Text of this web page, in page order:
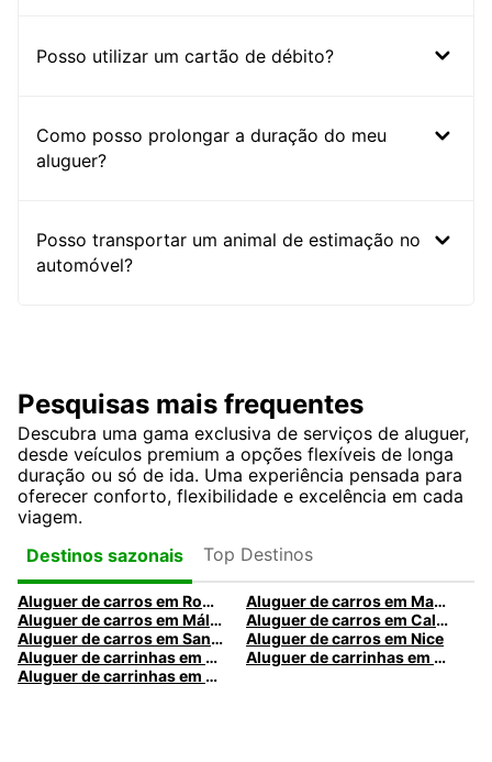
Posso utilizar um cartão de débito?
Como posso prolongar a duração do meu
aluguer?
Posso transportar um animal de estimação no
automóvel?
Pesquisas mais frequentes
Descubra uma gama exclusiva de serviços de aluguer,
desde veículos premium a opções flexíveis de longa
duração ou só de ida. Uma experiência pensada para
oferecer conforto, flexibilidade e excelência em cada
viagem.
Destinos sazonais
Top Destinos
Aluguer de carros em Roma
Aluguer de carros em Madrid
Aluguer de carros em Málaga
Aluguer de carros em Caldas da Rainha
Aluguer de carros em Santa Maria da Feira
Aluguer de carros em Nice
Aluguer de carrinhas em Nice
Aluguer de carrinhas em Santa Maria da Feira
Aluguer de carrinhas em Caldas da Rainha